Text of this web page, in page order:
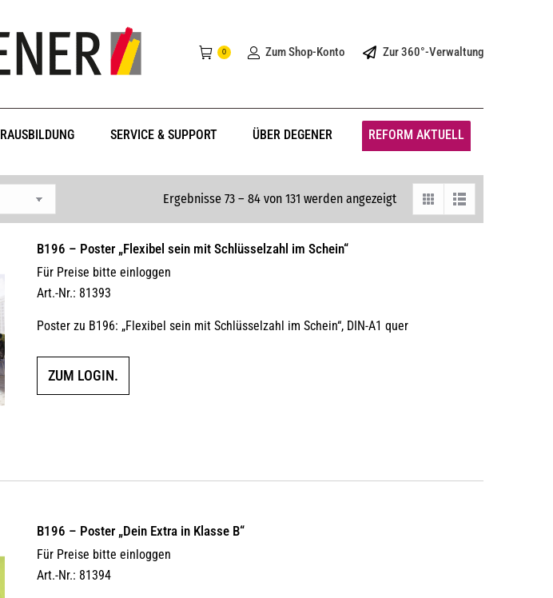
0 Zum Shop-Konto Zur 360°-Verwaltung
SERVICE & SUPPORT ÜBER DEGENER REFORM AKTUELL
Ergebnisse 73 – 84 von 131 werden angezeigt
B196 – Poster „Flexibel sein mit Schlüsselzahl im Schein“
Für Preise bitte einloggen
Art.-Nr.: 81393
Poster zu B196: „Flexibel sein mit Schlüsselzahl im Schein“, DIN-A1 quer
ZUM LOGIN.
B196 – Poster „Dein Extra in Klasse B“
Für Preise bitte einloggen
Art.-Nr.: 81394